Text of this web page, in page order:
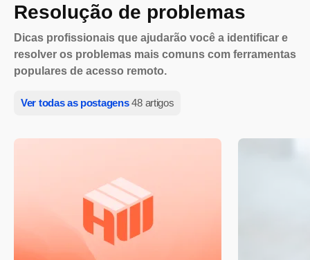
Resolução de problemas
Dicas profissionais que ajudarão você a identificar e
resolver os problemas mais comuns com ferramentas
populares de acesso remoto.
Ver todas as postagens 48 artigos